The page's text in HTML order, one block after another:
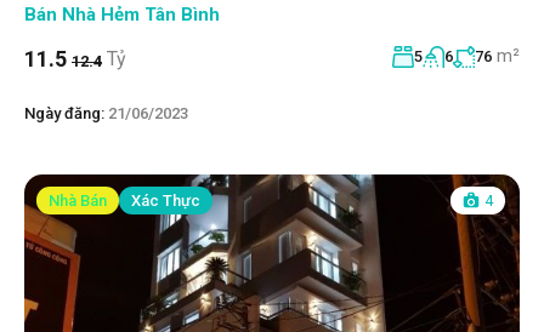
Bán Nhà Hẻm Tân Bình
11.5 12.4 Tỷ 5 6 76 m²
Ngày đăng: 21/06/2023
Nhà Bán Xác Thực 4